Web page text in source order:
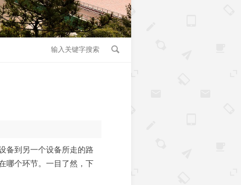
备到另一个设备所走的路
哪个环节。一目了然，下